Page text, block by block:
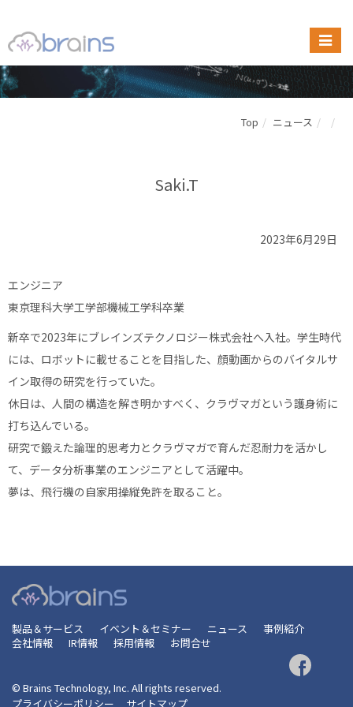
Top ニュース
Saki.T
2023年6月29日
エンジニア
東京理科大学工学部機械工学科卒業
新卒で2023年にブレインズテクノロジー株式会社へ入社。学生時代
には、ロボットに載せることを目指した、顔動画からのバイタルサ
イン取得の研究を行っていた。
休日は、人間の構造を解き明かすべく、クラヴマガという護身術に
打ち込んでいる。
研究で鍛えた論理的思考力とクラヴマガで育んだ忍耐力を活かし
て、データ分析事業のエンジニアとして活躍中。
夢は、飛行機の自家用操縦免許を取ること。
製品＆サービス イベント＆セミナー ニュース
事例紹介
会社情報
IR情報 採用情報 お問合せ
© Brains Technology, Inc. All rights reserved.
プライバシーポリシー
サイトマップ